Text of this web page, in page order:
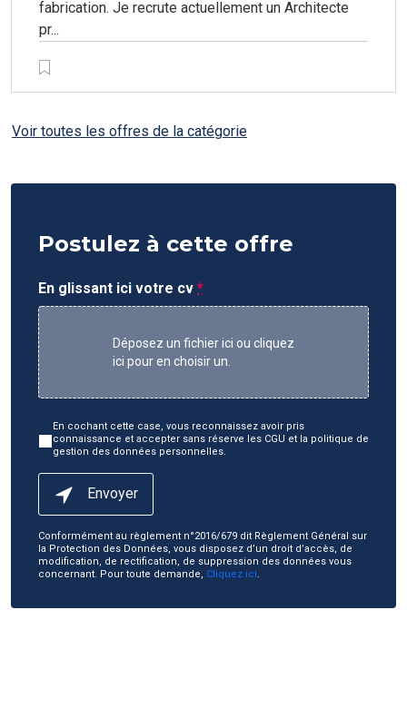
fabrication. Je recrute actuellement un Architecte
pr...
Voir toutes les offres de la catégorie
Postulez à cette offre
En glissant ici votre cv *
Déposez un fichier ici ou cliquez
ici pour en choisir un.
En cochant cette case, vous reconnaissez avoir pris
connaissance et accepter sans réserve les CGU et la politique de
gestion des données personnelles.
Envoyer
Conformément au règlement n°2016/679 dit Règlement Général sur
la Protection des Données, vous disposez d’un droit d’accès, de
modification, de rectification, de suppression des données vous
concernant. Pour toute demande, Cliquez ici.